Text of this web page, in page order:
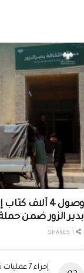
وصول 4 آلاف
بدير الزور ضمن
إجراء 7